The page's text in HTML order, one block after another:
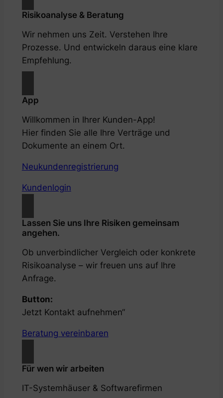
Risikoanalyse & Beratung
Wir nehmen uns Zeit. Verstehen Ihre
Prozesse. Und entwickeln daraus eine klare
Empfehlung.
App
Willkommen in Ihrer Kunden-App!
Hier finden Sie alle Ihre Verträge und
Dokumente an einem Ort.
Neukundenregistrierung
Kundenlogin
Lassen Sie uns Ihre Risiken gemeinsam
angehen.
Ob unverbindlicher Vergleich oder konkrete
Risikoanalyse – wir freuen uns auf Ihre
Anfrage.
Button:
Jetzt Kontakt aufnehmen“
Beratung vereinbaren
Für wen wir arbeiten
IT-Systemhäuser & Softwarefirmen